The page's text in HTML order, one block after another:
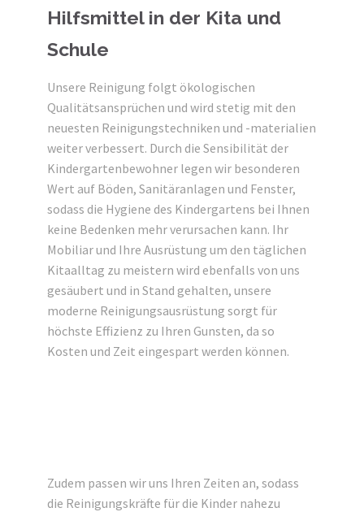
Hilfsmittel in der Kita und
Schule
Unsere Reinigung folgt ökologischen
Qualitätsansprüchen und wird stetig mit den
neuesten Reinigungstechniken und -materialien
weiter verbessert. Durch die Sensibilität der
Kindergartenbewohner legen wir besonderen
Wert auf Böden, Sanitäranlagen und Fenster,
sodass die Hygiene des Kindergartens bei Ihnen
keine Bedenken mehr verursachen kann. Ihr
Mobiliar und Ihre Ausrüstung um den täglichen
Kitaalltag zu meistern wird ebenfalls von uns
gesäubert und in Stand gehalten, unsere
moderne Reinigungsausrüstung sorgt für
höchste Effizienz zu Ihren Gunsten, da so
Kosten und Zeit eingespart werden können.
Zudem passen wir uns Ihren Zeiten an, sodass
die Reinigungskräfte für die Kinder nahezu